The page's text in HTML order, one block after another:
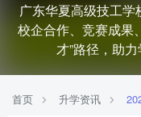
广东华夏高级技工学
校企合作、竞赛成果
才”路径，助
首页 升学资讯